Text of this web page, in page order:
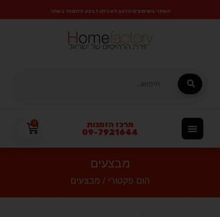
האתר בשיפוצים וכרגע לא ניתן לבצע הזמנות באתר
מרכז הזמנות
09-7921644
0
מבצעים
הום פקטורי / מבצעים